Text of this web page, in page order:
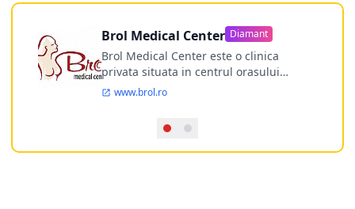
Brol Medical Center Diamant
Brol Medical Center este o clinica
privata situata in centrul orasului
Timisoara avand o experienta de
desfasoara activitatea intr-un spital
ultramodern.
www.brol.ro